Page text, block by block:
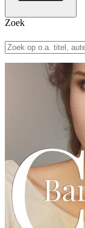
Zoek